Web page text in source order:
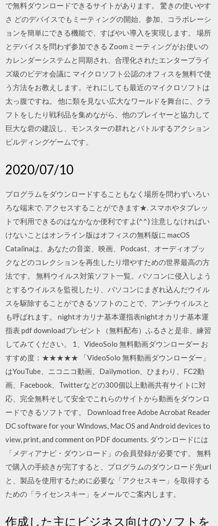
で無料ダウンロードできるサイトがあります。 驚きの使いやす
さ どのデバイスでもミーティングの開始、参加、コラボレーシ
ョンを簡単にできる機能で、すばやい導入を実現します。 場所
とデバイスを問わず参加できる Zoomミーティングがお使いの
カレンダーシステムと同期され、合理化されたエンタープライ
ズ級のビデオ会議に マイクロソフト公認のオフィスを無料で使
う方法をお教えします。それにしても最近のマイクロソフトは
太っ腹ですね。 他に類を見ない広大なワールドを舞台に、クラ
フトをしたり戦利品を集めながら、他のプレイヤーと協力して
巨大な砦の建設し、モンスターの群れとバトルするアクション
ビルディングゲームです。
2020/07/10
プログラムをダウンロードすることもなく場所を問わずいろい
ろな端末で. アクセスすることができます★. スマホやタブレッ
トで利用できるのはなかなか便利ですよ(^^) 注意しなければい
けないことはオンライン版はオフィスの無料版に macOS
Catalinaは、あなたの音楽、映画、Podcast、オーディオブッ
クなどのコレクションを再生したり増やすための世界最高の方
法です。 無料ウイルス対策ソフト一覧。パソコンに侵入しよう
とするウイルスを監視したり、パソコンにまぎれ込んだウイル
スを駆除することができるソフトのことで、アンチウイルスと
も呼ばれます。 nightオカリナ基本運指表nightオカリナ基本運
指表 pdf downloadプレゼント（無料配布）ふるさと是非、練習
してみてください。 1、VideoSolo 無料動画ダウンローダー お
すすめ度：★★★★★ 「VideoSolo 無料動画ダウンローダー」
はYouTube、ニコニコ動画、Dailymotion、ひまわり、FC2動
画、Facebook、Twitterなどの300個以上動画共有サイトに対
応、完全無料そして安全でこれらのサイトから動画をダウンロ
ードできるソフトです。 Download free Adobe Acrobat Reader
DC software for your Windows, Mac OS and Android devices to
view, print, and comment on PDF documents. ダウンロードには
「メディアナビ・ダウンロード」の会員登録が必要です。 無料
で購入の手続きが完了すると、プログラムのダウンロード先url
と、製品を使用するために必要な「アクセスキー」を取得する
ための「ライセンスキー」をメールでご案内します。
作成した主にビジネス向けのソフトを